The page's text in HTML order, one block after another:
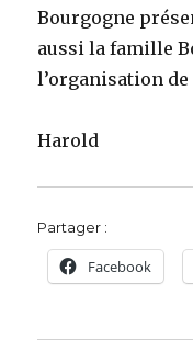
Bourgogne
aussi la famille
l’organisation
Harold
Partager :
Facebook